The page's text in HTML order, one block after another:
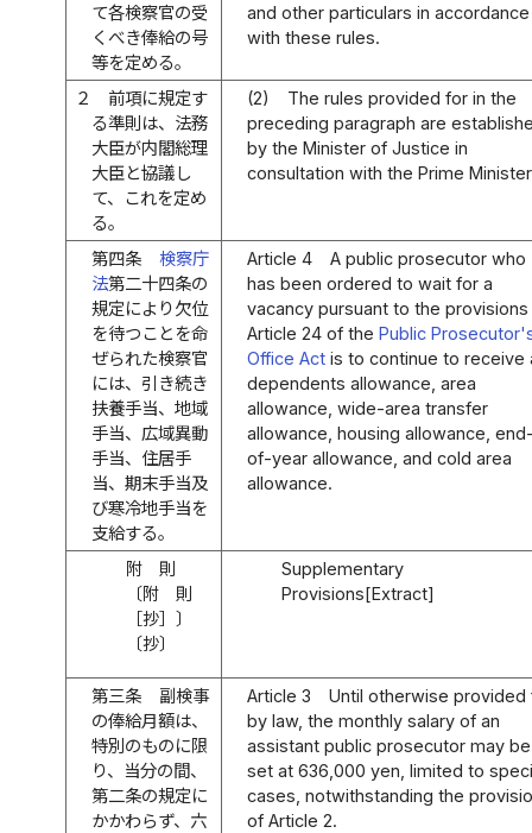
て各検察官の受
くべき俸給の号
等を定める。
and other particulars in accordance
with these rules.
２
前項に規定す
る準則は、法務
大臣が内閣総理
大臣と協議し
て、これを定め
る。
(2)
The rules provided for in the
preceding paragraph are
by the Minister of Justice in
consultation with the Prime
第四条
検察庁
法第二十四条の
規定により欠位
を待つことを命
ぜられた検察官
には、引き続き
扶養手当、地域
手当、広域異動
手当、住居手
当、期末手当及
び寒冷地手当を
支給する。
Article 4
A public prosecutor who
has been ordered to wait for a
vacancy pursuant to the
Article 24 of thePublic
Office Act is to continue to receive
dependents allowance, area
allowance, wide-area transfer
allowance, housing allowance,
of-year allowance, and cold area
allowance.
附 則
〔附 則
［抄］〕
〔抄〕
Supplementary
Provisions[Extract]
第三条
副検事
の俸給月額は、
特別のものに限
り、当分の間、
第二条の規定に
かかわらず、六
Article 3
Until otherwise provided
by law, the monthly salary of an
assistant public prosecutor may be
set at 636,000 yen, limited to
cases, notwithstanding the
of Article 2.